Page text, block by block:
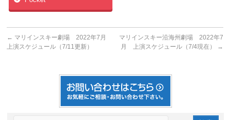
← マリインスキー劇場 2022年7月
上演スケジュール（7/11更新）
マリインスキー沿海州劇場 2022年7
月 上演スケジュール（7/4現在）
→